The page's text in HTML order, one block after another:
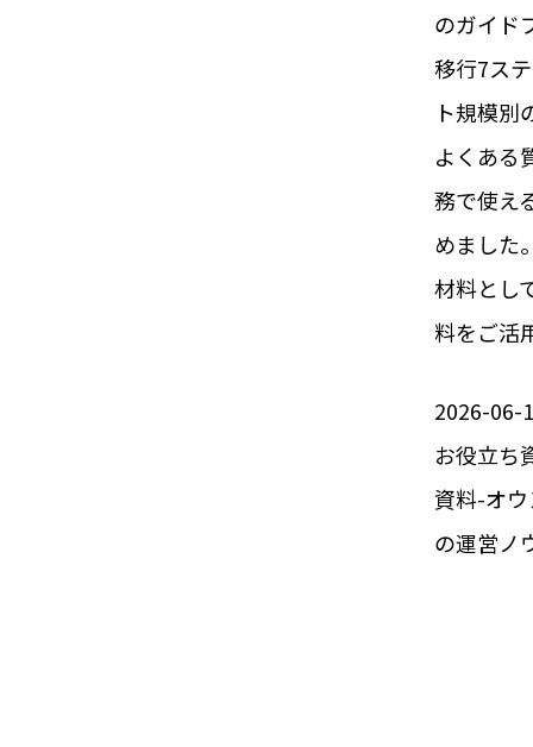
のガイド
移行7ス
ト規模別
よくある
務で使え
めました
材料とし
料をご活
2026-06-
お役立ち
資料-オ
の運営ノ